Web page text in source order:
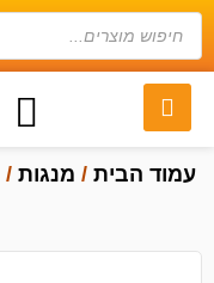
עמוד הבית / מנגות